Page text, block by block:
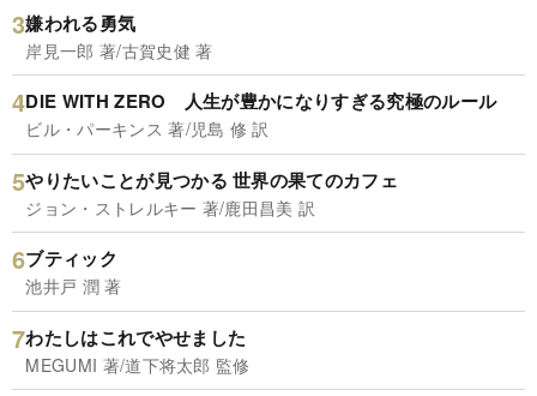
嫌われる勇気
岸見一郎 著/古賀史健 著
DIE WITH ZERO 人生が豊かになりすぎる究極のルール
ビル・パーキンス 著/児島 修 訳
やりたいことが見つかる 世界の果てのカフェ
ジョン・ストレルキー 著/鹿田昌美 訳
ブティック
池井戸 潤 著
わたしはこれでやせました
MEGUMI 著/道下将太郎 監修